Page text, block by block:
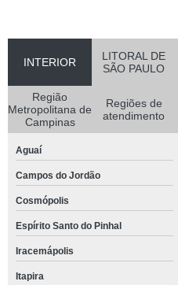
INTERIOR
LITORAL DE
SÃO PAULO
Região
Metropolitana de
Campinas
Regiões de
atendimento
Aguaí
Campos do Jordão
Cosmópolis
Espírito Santo do Pinhal
Iracemápolis
Itapira